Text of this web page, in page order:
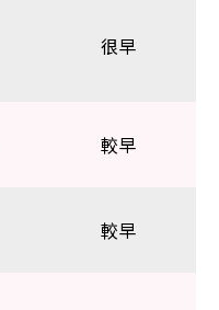
很早
較早
較早